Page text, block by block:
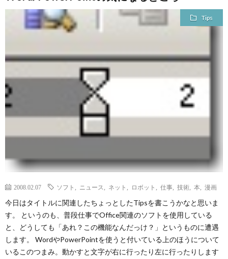
Tips
2008.02.07 ソフト ニュース ネット ロボット 仕事 技術 本 漫画
今日はタイトルに関連したちょっとしたTipsを書こうかなと思いま
す。 というのも、普段仕事でOffice関連のソフトを使用している
と、どうしても「あれ？この機能なんだっけ？」というものに遭遇
します。 WordやPowerPointを使うと付いている上のほうについて
いるこのつまみ。動かすと文字が右に行ったり左に行ったりします